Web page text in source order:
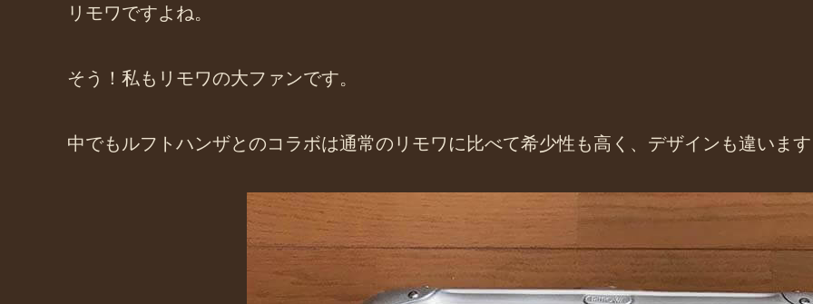
リモワですよね。
そう！私もリモワの大ファンです。
中でもルフトハンザとのコラボは通常のリモワに比べて希少性も高く、デザインも違いま